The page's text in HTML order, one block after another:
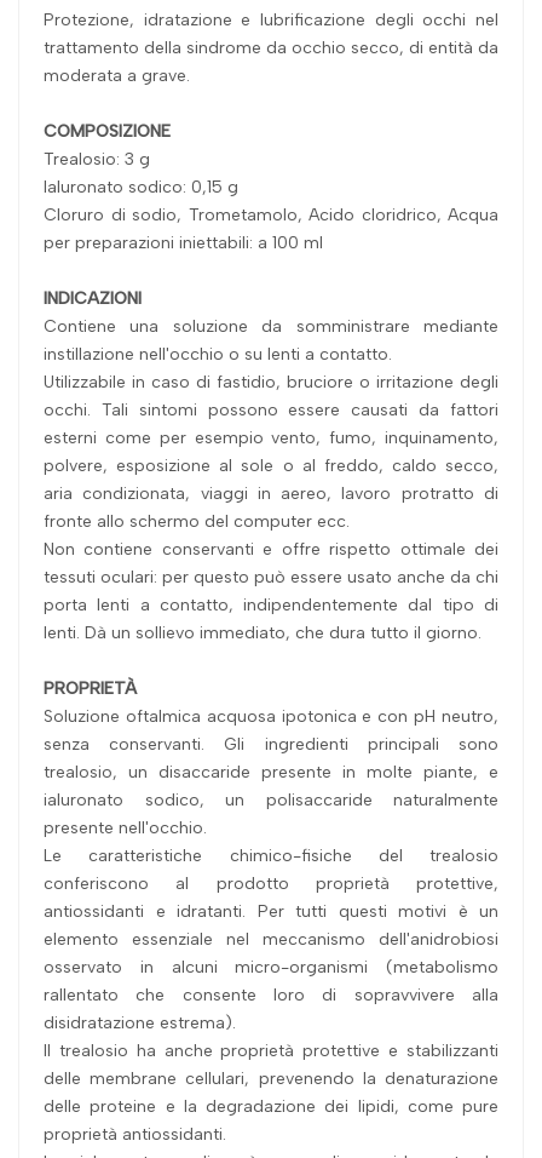
Protezione, idratazione e lubrificazione degli occhi nel
trattamento della sindrome da occhio secco, di entità da
moderata a grave.
COMPOSIZIONE
Trealosio: 3 g
Ialuronato sodico: 0,15 g
Cloruro di sodio, Trometamolo, Acido cloridrico, Acqua
per preparazioni iniettabili: a 100 ml
INDICAZIONI
Contiene una soluzione da somministrare mediante
instillazione nell'occhio o su lenti a contatto.
Utilizzabile in caso di fastidio, bruciore o irritazione degli
occhi. Tali sintomi possono essere causati da fattori
esterni come per esempio vento, fumo, inquinamento,
polvere, esposizione al sole o al freddo, caldo secco,
aria condizionata, viaggi in aereo, lavoro protratto di
fronte allo schermo del computer ecc.
Non contiene conservanti e offre rispetto ottimale dei
tessuti oculari: per questo può essere usato anche da chi
porta lenti a contatto, indipendentemente dal tipo di
lenti. Dà un sollievo immediato, che dura tutto il giorno.
PROPRIETÀ
Soluzione oftalmica acquosa ipotonica e con pH neutro,
senza conservanti. Gli ingredienti principali sono
trealosio, un disaccaride presente in molte piante, e
ialuronato sodico, un polisaccaride naturalmente
presente nell'occhio.
Le caratteristiche chimico-fisiche del trealosio
conferiscono al prodotto proprietà protettive,
antiossidanti e idratanti. Per tutti questi motivi è un
elemento essenziale nel meccanismo dell'anidrobiosi
osservato in alcuni micro-organismi (metabolismo
rallentato che consente loro di sopravvivere alla
disidratazione estrema).
Il trealosio ha anche proprietà protettive e stabilizzanti
delle membrane cellulari, prevenendo la denaturazione
delle proteine e la degradazione dei lipidi, come pure
proprietà antiossidanti.